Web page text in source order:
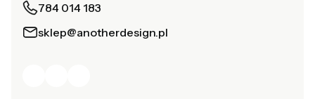
784 014 183
sklep@anotherdesign.pl